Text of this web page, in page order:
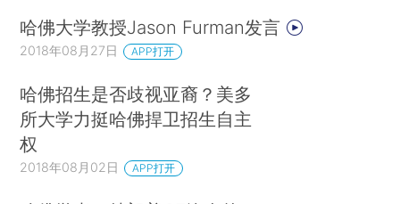
哈佛大学教授Jason Furman发言
2018年08月27日 APP打开
哈佛招生是否歧视亚裔？美多
所大学力挺哈佛捍卫招生自主
权
2018年08月02日 APP打开